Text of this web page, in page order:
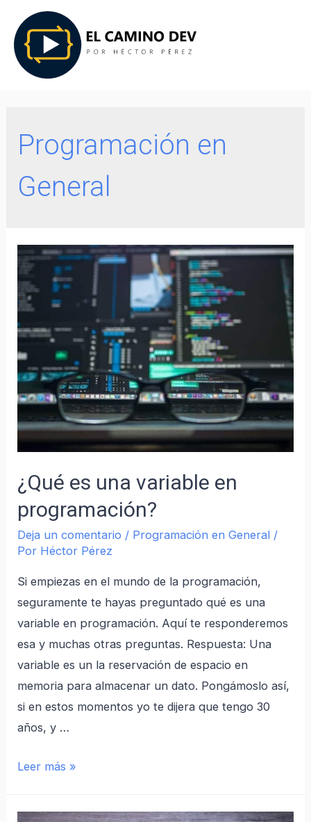
Programación en
General
¿Qué es una variable en
programación?
Deja un comentario / Programación en General /
Por Héctor Pérez
Si empiezas en el mundo de la programación,
seguramente te hayas preguntado qué es una
variable en programación. Aquí te responderemos
esa y muchas otras preguntas. Respuesta: Una
variable es un la reservación de espacio en
memoria para almacenar un dato. Pongámoslo así,
si en estos momentos yo te dijera que tengo 30
años, y …
Leer más »